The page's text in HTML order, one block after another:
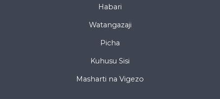
Habari
Watangazaji
Picha
Kuhusu Sisi
Masharti na Vigezo